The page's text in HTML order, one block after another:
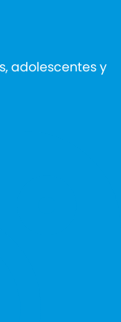
adolescentes y